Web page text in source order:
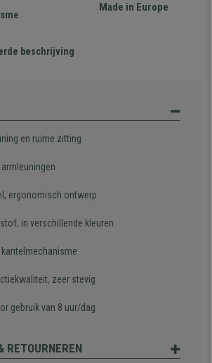
Made in Europe
beschrijving
en ruime zitting
ergonomisch ontwerp
in verschillende kleuren
zeer stevig
gebruik van 8 uur/dag
RETOURNEREN